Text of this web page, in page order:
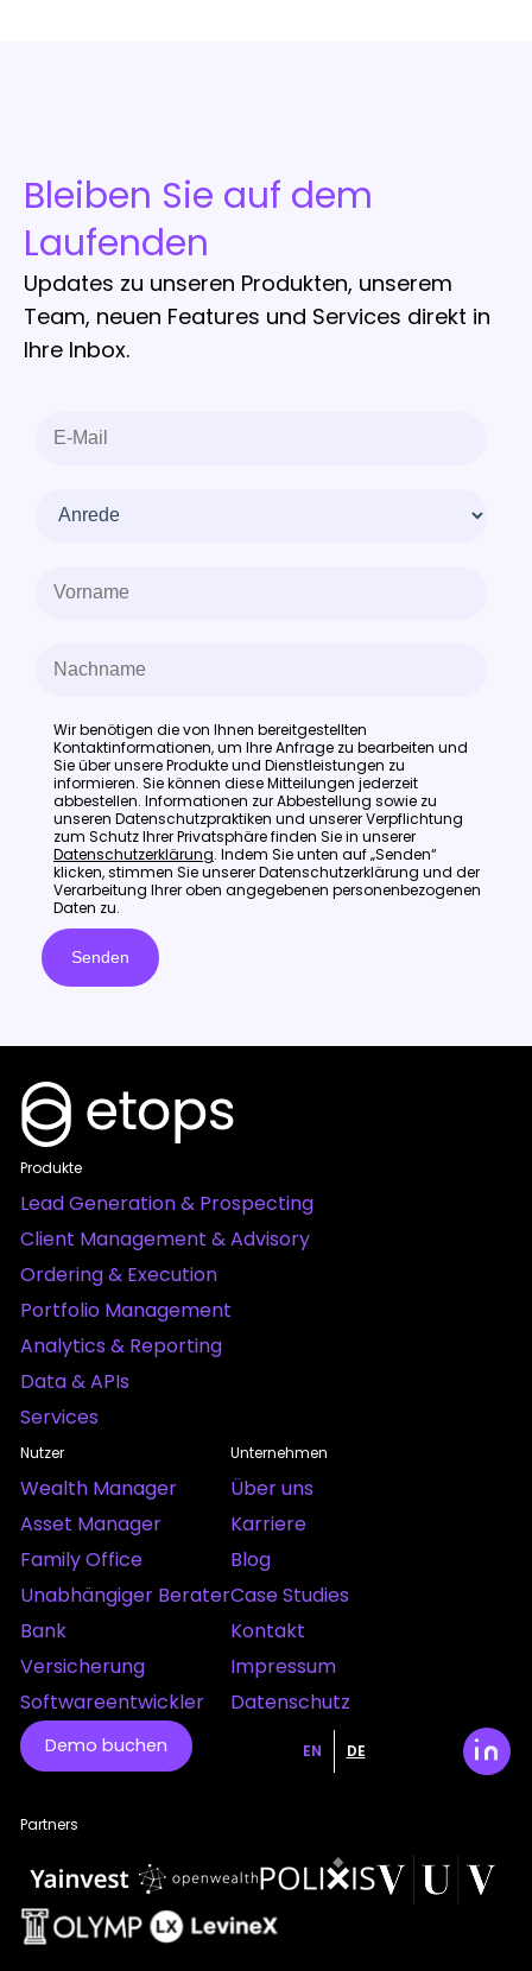
Bleiben Sie auf dem
Laufenden
Updates zu unseren Produkten, unserem
Team, neuen Features und Services direkt in
Ihre Inbox.
Wir benötigen die von Ihnen bereitgestellten
Kontaktinformationen, um Ihre Anfrage zu bearbeiten und
Sie über unsere Produkte und Dienstleistungen zu
informieren. Sie können diese Mitteilungen jederzeit
abbestellen. Informationen zur Abbestellung sowie zu
unseren Datenschutzpraktiken und unserer Verpflichtung
zum Schutz Ihrer Privatsphäre finden Sie in unserer
Datenschutzerklärung. Indem Sie unten auf „Senden“
klicken, stimmen Sie unserer Datenschutzerklärung und der
Verarbeitung Ihrer oben angegebenen personenbezogenen
Daten zu.
Produkte
Lead Generation & Prospecting
Client Management & Advisory
Ordering & Execution
Portfolio Management
Analytics & Reporting
Data & APIs
Services
Nutzer
Wealth Manager
Asset Manager
Family Office
Unabhängiger Berater
Bank
Versicherung
Softwareentwickler
Unternehmen
Über uns
Karriere
Blog
Case Studies
Kontakt
Impressum
Datenschutz
Demo buchen EN DE
Partners